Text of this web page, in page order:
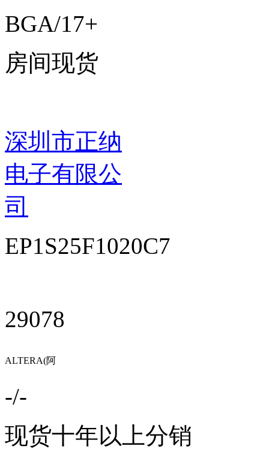
BGA/17+
房间现货
深圳市正纳
电子有限公
司
EP1S25F1020C7
29078
ALTERA(阿
-/-
现货十年以上分销